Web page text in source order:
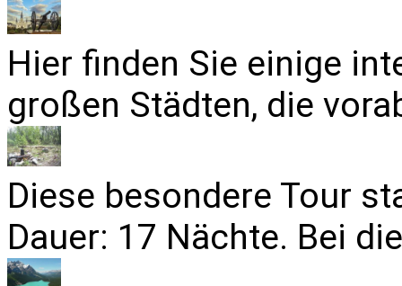
Hier finden Sie einige
großen Städten, die
Diese besondere Tour
Dauer: 17 Nächte. Bei